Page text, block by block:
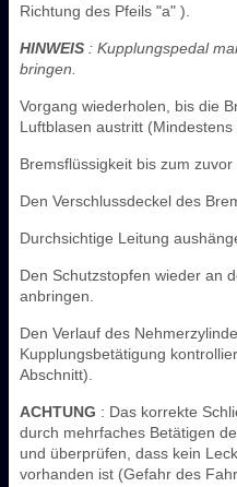
Richtung des Pfeils "a" ).
HINWEIS : Kupplungspedal
bringen.
Vorgang wiederholen, bis die
Luftblasen austritt (Mindestens
Bremsflüssigkeit bis zum
Den Verschlussdeckel des
Durchsichtige Leitung
Den Schutzstopfen wieder an
anbringen.
Den Verlauf des
Kupplungsbetätigung
Abschnitt).
ACHTUNG : Das korrekte
durch mehrfaches Betätigen
und überprüfen, dass kein
vorhanden ist (Gefahr des